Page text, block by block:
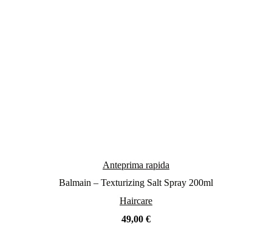
Anteprima rapida
Balmain – Texturizing Salt Spray 200ml
Haircare
49,00 €